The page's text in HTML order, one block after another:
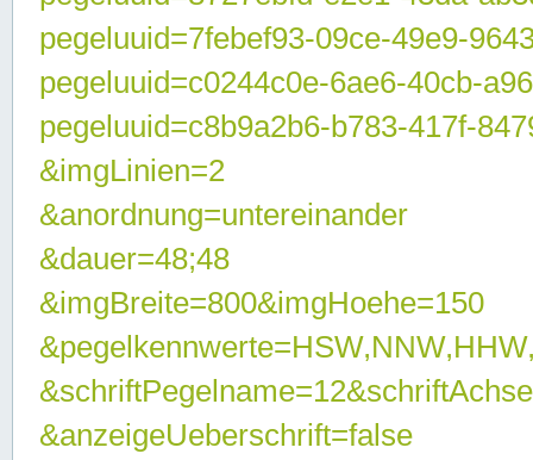
pegeluuid=7febef93-09ce-49e9-
pegeluuid=c0244c0e-6ae6-40cb-
pegeluuid=c8b9a2b6-b783-417f-
&imgLinien=2
&anordnung=untereinander
&dauer=48;48
&imgBreite=800&imgHoehe=150
&anzeigeUeberschrift=false